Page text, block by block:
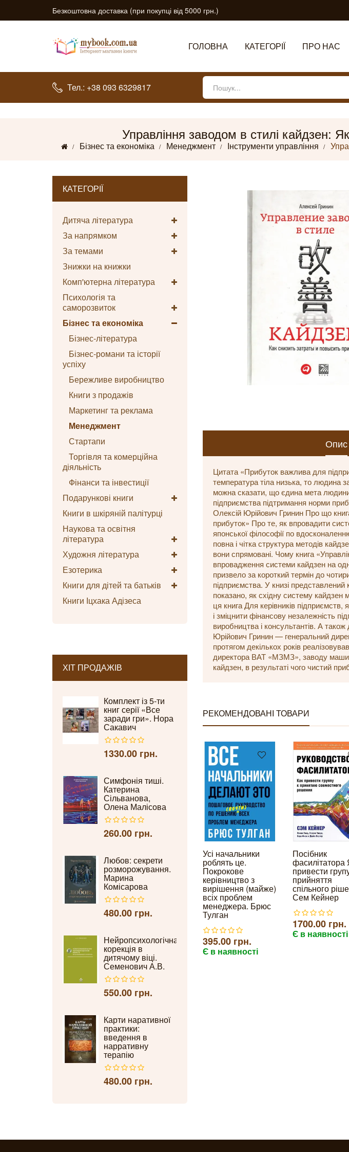
Безкоштовна доставка (при покупці від 5000 грн.)
ГОЛОВНА КАТЕГОРІЇ ПРО НАС
Тел.: +38 093 6329817
Управління заводом в стилі кайдзен:
Бізнес та економіка Менеджмент Інструменти управління
КАТЕГОРІЇ
Дитяча література
За напрямком
За темами
Знижки на книжки
Комп'ютерна література
Психологія та
саморозвиток
Бізнес та економіка
Бізнес-література
Бізнес-романи та історії
успіху
Бережливе виробництво
Книги з продажів
Маркетинг та реклама
Менеджмент
Стартапи
Торгівля та комерційна
діяльність
Фінанси та інвестиції
Подарункові книги
Книги в шкіряній палітурці
Наукова та освітня
література
Художня література
Езотерика
Книги для дітей та батьків
Книги Іцхака Адізеса
ХІТ ПРОДАЖІВ
Комплект із 5-ти
книг серії «Все
заради гри». Нора
Сакавич
1330.00 грн.
Симфонія тиші.
Катерина
Сільванова,
Олена Малісова
260.00 грн.
Любов: секрети
розморожування.
Марина
Комісарова
480.00 грн.
Нейропсихологічна
корекція в
дитячому віці.
Семенович А.В.
550.00 грн.
Карти наративної
практики:
введення в
нарративну
терапію
480.00 грн.
Опис
Цитата «Прибуток важлива для
температура тіла низька, то людина
можна сказати, що єдина мета
підприємства підтримання норми
Олексій Юрійович Гринин Про що
прибуток» Про те, як впровадити
японської філософії по
повна і чітка структура методів
вони спрямовані. Чому книга
впровадження системи кайдзен на
призвело за короткий термін до
підприємства. У книзі
показано, як східну систему кайдзен
ця книга Для керівників
і зміцнити фінансову незалежність
виробництва і консультантів. А
Юрійович Гринин — генеральний
протягом декількох років
директора ВАТ «МЗМЗ», заводу
кайдзен, в результаті чого чистий
РЕКОМЕНДОВАНІ ТОВАРИ
Усі начальники
роблять це.
Покрокове
керівництво з
вирішення (майже)
всіх проблем
менеджера. Брюс
Тулган
395.00 грн.
Є в наявності
Посібник
фасилітатора
привести
прийняття
спільного
Сем Кейнер
1700.00 грн.
Є в наявності